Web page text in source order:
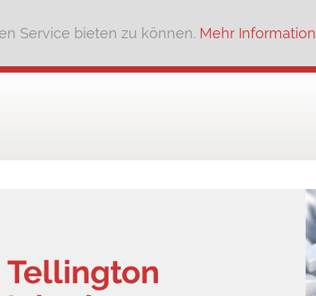
Service bieten zu können. Mehr Information
Tellington